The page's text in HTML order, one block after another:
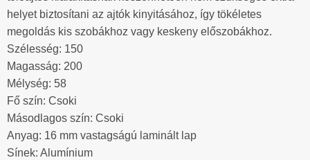
helyet biztosítani az ajtók kinyitásához, így tökéletes
megoldás kis szobákhoz vagy keskeny előszobákhoz.
Szélesség: 150
Magasság: 200
Mélység: 58
Fő szín: Csoki
Másodlagos szín: Csoki
Anyag: 16 mm vastagságú laminált lap
Sínek: Alumínium